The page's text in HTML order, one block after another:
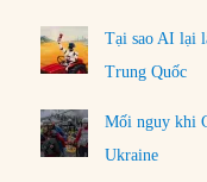
Tại sao AI lại
Trung Quốc
Mối nguy khi
Ukraine